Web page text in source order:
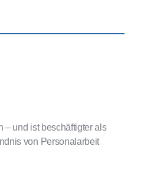
– und ist beschäftigter als
von Personalarbeit